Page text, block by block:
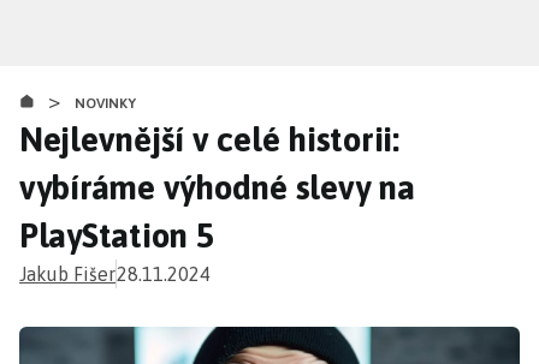
obsahu
> NOVINKY
Nejlevnější v celé historii:
vybíráme výhodné slevy na
PlayStation 5
Jakub Fišer28.11.2024